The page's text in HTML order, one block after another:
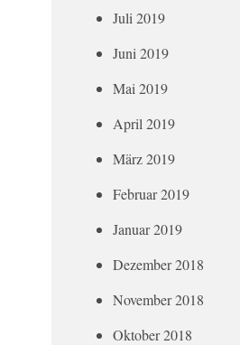
Juli 2019
Juni 2019
Mai 2019
April 2019
März 2019
Februar 2019
Januar 2019
Dezember 2018
November 2018
Oktober 2018